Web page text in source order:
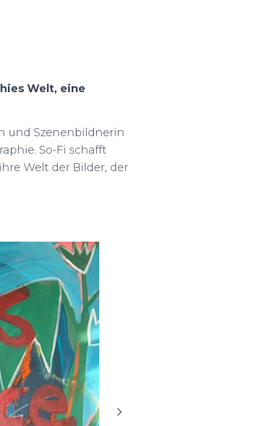
Welt, eine
und Szenenbildnerin
So-Fi schafft
Welt der Bilder, der